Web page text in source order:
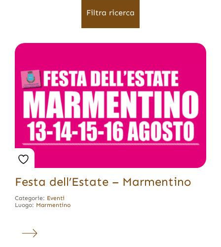
Filtra ricerca
Festa dell’Estate – Marmentino
Categorie: Eventi
Luogo: Marmentino